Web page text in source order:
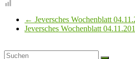
← Jeversches Wochenblatt
Jeversches Wochenblatt